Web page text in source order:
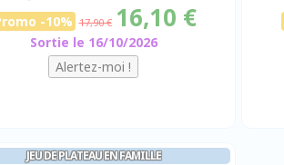
-10% 17,90 € 16,10 €
Sortie le 16/10/2026
JEU DE PLATEAU EN FAMILLE